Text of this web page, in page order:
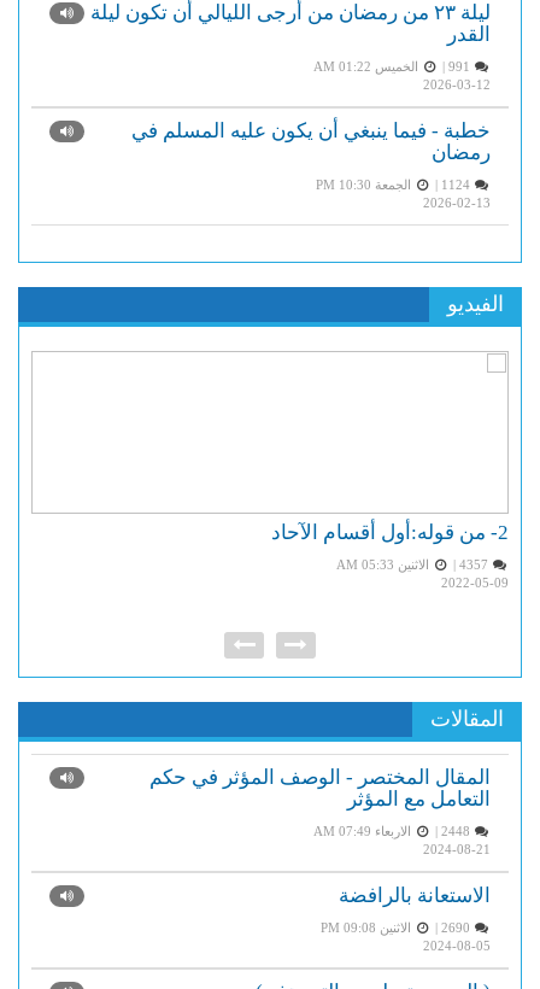
ليلة ٢٣ من رمضان من أرجى الليالي أن تكون ليلة
القدر
الخميس AM 01:22
2026-03-12
خطبة - فيما ينبغي أن يكون عليه المسلم في
رمضان
1124 |
الجمعة PM 10:30
2026-02-13
الفيديو
2- من قوله:أول أقسام الآحاد
الاثنين AM 05:33
2022-05-09
المقالات
المقال المختصر - الوصف المؤثر في حكم
التعامل مع المؤثر
الاربعاء AM 07:49
2024-08-21
الاستعانة بالرافضة
الاثنين PM 09:08
2024-08-05